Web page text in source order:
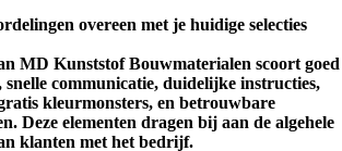
overeen met je huidige selecties
MD Kunststof Bouwmaterialen scoort goed
snelle communicatie, duidelijke instructies,
kleurmonsters, en betrouwbare
Deze elementen dragen bij aan de algehele
klanten met het bedrijf.